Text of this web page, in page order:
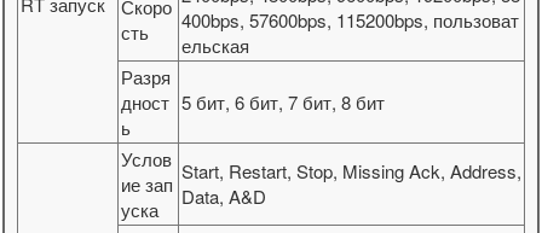
Скоро
сть
400bps, 57600bps, 115200bps, пользоват
ельская
Разря
дност
ь
5 бит, 6 бит, 7 бит, 8 бит
Услов
ие зап
уска
Start, Restart, Stop, Missing Ack, Address,
Data, A&D